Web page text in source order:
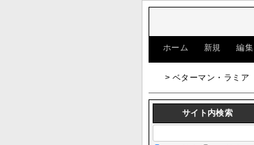
ホーム 新規 編集
> ベターマン・ラミア
サイト内検索